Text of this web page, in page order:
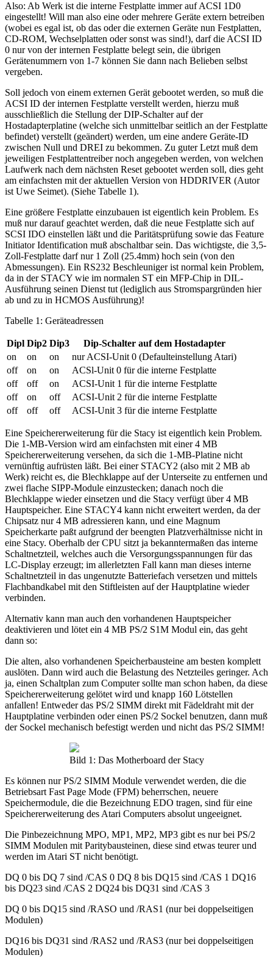
Also: Ab Werk ist die interne Festplatte immer auf ACSI 1D0
eingestellt! Will man also eine oder mehrere Geräte extern betreiben
(wobei es egal ist, ob das oder die externen Geräte nun Festplatten,
CD-ROM, Wechselplatten oder sonst was sind!), darf die ACSI ID
0 nur von der internen Festplatte belegt sein, die übrigen
Gerätenummern von 1-7 können Sie dann nach Belieben selbst
vergeben.
Soll jedoch von einem externen Gerät gebootet werden, so muß die
ACSI ID der internen Festplatte verstellt werden, hierzu muß
ausschließlich die Stellung der DIP-Schalter auf der
Hostadapterplatine (welche sich unmittelbar seitlich an der Festplatte
befindet) verstellt (geändert) werden, um eine andere Geräte-ID
zwischen Null und DREI zu bekommen. Zu guter Letzt muß dem
jeweiligen Festplattentreiber noch angegeben werden, von welchen
Laufwerk nach dem nächsten Reset gebootet werden soll, dies geht
am einfachsten mit der aktuellen Version von HDDRIVER (Autor
ist Uwe Seimet). (Siehe Tabelle 1).
Eine größere Festplatte einzubauen ist eigentlich kein Problem. Es
muß nur darauf geachtet werden, daß die neue Festplatte sich auf
SCSI IDO einstellen läßt und die Paritätsprüfung sowie das Feature
Initiator Identification muß abschaltbar sein. Das wichtigste, die 3,5-
Zoll-Festplatte darf nur 1 Zoll (25.4mm) hoch sein (von den
Abmessungen). Ein RS232 Beschleuniger ist normal kein Problem,
da in der STACY wie im normalen ST ein MFP-Chip in DIL-
Ausführung seinen Dienst tut (lediglich aus Stromspargründen hier
ab und zu in HCMOS Ausführung)!
Tabelle 1: Geräteadressen
Dipl Dip2 Dip3
Dip-Schalter auf dem Hostadapter
on
on on
nur ACSI-Unit 0 (Defaulteinstellung Atari)
off
on on
ACSl-Unit 0 für die interne Festplatte
off
off on
ACSI-Unit 1 für die interne Festplatte
off
on off
ACSI-Unit 2 für die interne Festplatte
off
off off ACSI-Unit 3 für die interne Festplatte
Eine Speichererweiterung für die Stacy ist eigentlich kein Problem.
Die 1-MB-Version wird am einfachsten mit einer 4 MB
Speichererweiterung versehen, da sich die 1-MB-Platine nicht
vernünftig aufrüsten läßt. Bei einer STACY2 (also mit 2 MB ab
Werk) reicht es, die Blechklappe auf der Unterseite zu entfernen und
zwei flache SIPP-Module einzustecken; danach noch die
Blechklappe wieder einsetzen und die Stacy verfügt über 4 MB
Hauptspeicher. Eine STACY4 kann nicht erweitert werden, da der
Chipsatz nur 4 MB adressieren kann, und eine Magnum
Speicherkarte paßt aufgrund der beengten Platzverhältnisse nicht in
eine Stacy. Oberhalb der CPU sitzt ja bekanntermaßen das interne
Schaltnetzteil, welches auch die Versorgungsspannungen für das
LC-Display erzeugt; im allerletzten Fall kann man dieses interne
Schaltnetzteil in das ungenutzte Batteriefach versetzen und mittels
Flachbandkabel mit den Stiftleisten auf der Hauptplatine wieder
verbinden.
Alternativ kann man auch den vorhandenen Hauptspeicher
deaktivieren und lötet ein 4 MB PS/2 S1M Modul ein, das geht
dann so:
Die alten, also vorhandenen Speicherbausteine am besten komplett
auslöten. Dann wird auch die Belastung des Netzteiles geringer. Ach
ja, einen Schaltplan zum Computer sollte man schon haben, da diese
Speichererweiterung gelötet wird und knapp 160 Lötstellen
anfallen! Entweder das PS/2 SIMM direkt mit Fädeldraht mit der
Hauptplatine verbinden oder einen PS/2 Sockel benutzen, dann muß
der Sockel mechanisch befestigt werden und nicht das PS/2 SIMM!
Bild 1: Das Motherboard der Stacy
Es können nur PS/2 SIMM Module verwendet werden, die die
Betriebsart Fast Page Mode (FPM) beherrschen, neuere
Speichermodule, die die Bezeichnung EDO tragen, sind für eine
Speichererweiterung des Atari Computers absolut ungeeignet.
Die Pinbezeichnung MPO, MP1, MP2, MP3 gibt es nur bei PS/2
SIMM Modulen mit Paritybausteinen, diese sind etwas teurer und
werden im Atari ST nicht benötigt.
DQ 0 bis DQ 7 sind /CAS 0 DQ 8 bis DQ15 sind /CAS 1 DQ16
bis DQ23 sind /CAS 2 DQ24 bis DQ31 sind /CAS 3
DQ 0 bis DQ15 sind /RASO und /RAS1 (nur bei doppelseitigen
Modulen)
DQ16 bis DQ31 sind /RAS2 und /RAS3 (nur bei doppelseitigen
Modulen)